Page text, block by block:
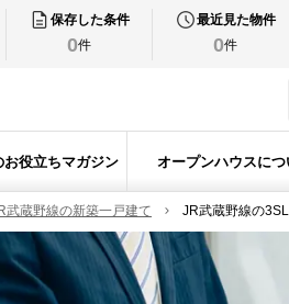
保存した条件
0件
最近見た物件
0件
役立ちマガジン オープンハウスにつ
武蔵野線の新築一戸建て JR武蔵野線の